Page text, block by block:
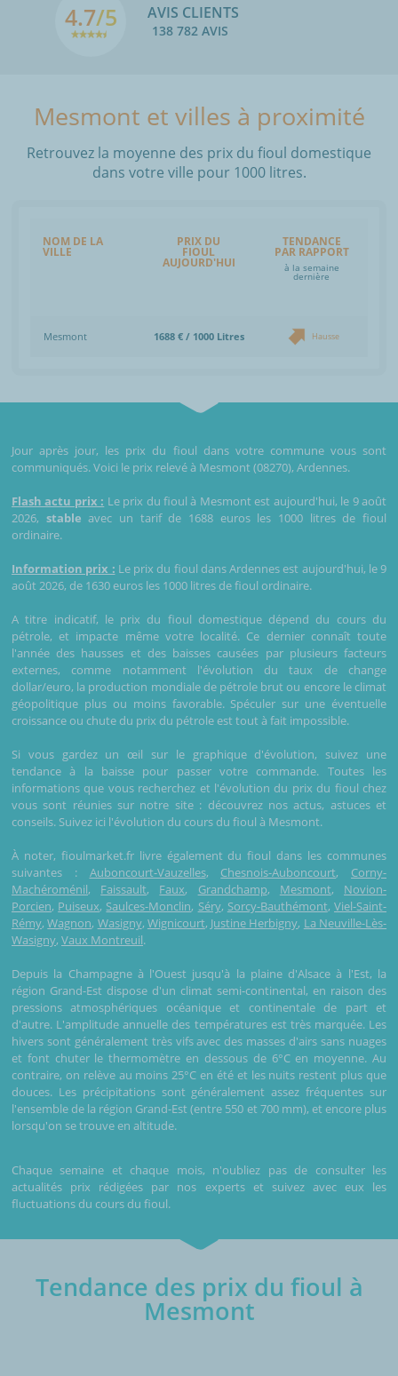
4.7/5 AVIS CLIENTS
138 782 AVIS
Mesmont et villes à proximité
Retrouvez la moyenne des prix du fioul domestique
dans votre ville pour 1000 litres.
NOM DE LA
VILLE
PRIX DU
FIOUL
AUJOURD'HUI
TENDANCE
PAR RAPPORT
à la semaine
dernière
Mesmont 1688 € / 1000 Litres Hausse
Jour après jour, les prix du fioul dans votre commune vous sont
communiqués. Voici le prix relevé à Mesmont (08270), Ardennes.
Flash actu prix : Le prix du fioul à Mesmont est aujourd'hui, le 9 août
2026, stable avec un tarif de 1688 euros les 1000 litres de fioul
ordinaire.
Information prix : Le prix du fioul dans Ardennes est aujourd'hui, le 9
août 2026, de 1630 euros les 1000 litres de fioul ordinaire.
A titre indicatif, le prix du fioul domestique dépend du cours du
pétrole, et impacte même votre localité. Ce dernier connaît toute
l'année des hausses et des baisses causées par plusieurs facteurs
externes, comme notamment l'évolution du taux de change
dollar/euro, la production mondiale de pétrole brut ou encore le climat
géopolitique plus ou moins favorable. Spéculer sur une éventuelle
croissance ou chute du prix du pétrole est tout à fait impossible.
Si vous gardez un œil sur le graphique d'évolution, suivez une
tendance à la baisse pour passer votre commande. Toutes les
informations que vous recherchez et l'évolution du prix du fioul chez
vous sont réunies sur notre site : découvrez nos actus, astuces et
conseils. Suivez ici l'évolution du cours du fioul à Mesmont.
À noter, fioulmarket.fr livre également du fioul dans les communes
suivantes : Auboncourt-Vauzelles, Chesnois-Auboncourt, Corny-
Machéroménil, Faissault, Faux, Grandchamp, Mesmont, Novion-
Porcien, Puiseux, Saulces-Monclin, Séry, Sorcy-Bauthémont,Viel-Saint-
Rémy,Wagnon, Wasigny, Wignicourt, Justine Herbigny, La Neuville-Lès-
Wasigny, Vaux Montreuil.
Depuis la Champagne à l'Ouest jusqu'à la plaine d'Alsace à l'Est, la
région Grand-Est dispose d'un climat semi-continental, en raison des
pressions atmosphériques océanique et continentale de part et
d'autre. L'amplitude annuelle des températures est très marquée. Les
hivers sont généralement très vifs avec des masses d'airs sans nuages
et font chuter le thermomètre en dessous de 6°C en moyenne. Au
contraire, on relève au moins 25°C en été et les nuits restent plus que
douces. Les précipitations sont généralement assez fréquentes sur
l'ensemble de la région Grand-Est (entre 550 et 700 mm), et encore plus
lorsqu'on se trouve en altitude.
Chaque semaine et chaque mois, n'oubliez pas de consulter les
actualités prix rédigées par nos experts et suivez avec eux les
fluctuations du cours du fioul.
Tendance des prix du fioul à
Mesmont